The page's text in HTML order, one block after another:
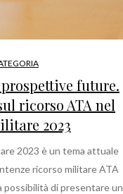
future.
ricorso ATA nel
2023
2023 è un tema attuale
ricorso militare ATA
possibilità di presentare un